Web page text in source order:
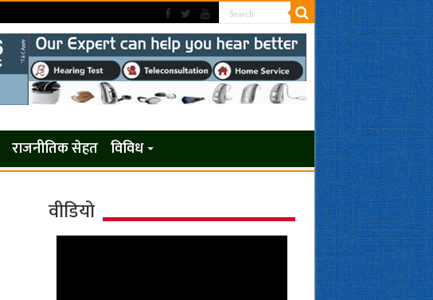
राजनीतिक सेहत विविध
वीडियो